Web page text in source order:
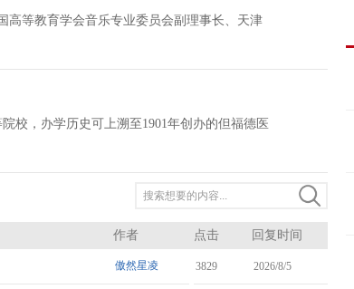
高等教育学会音乐专业委员会副理事长、天津
校，办学历史可上溯至1901年创办的但福德医
作者 点击 回复时间
傲然星凌 3829 2026/8/5